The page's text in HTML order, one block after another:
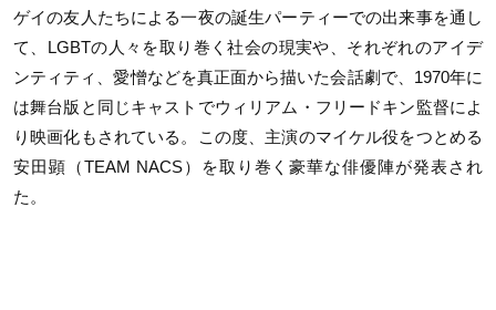
ゲイの友人たちによる一夜の誕生パーティーでの出来事を通し
て、LGBTの人々を取り巻く社会の現実や、それぞれのアイデ
ンティティ、愛憎などを真正面から描いた会話劇で、1970年に
は舞台版と同じキャストでウィリアム・フリードキン監督によ
り映画化もされている。この度、主演のマイケル役をつとめる
安田顕（TEAM NACS）を取り巻く豪華な俳優陣が発表され
た。